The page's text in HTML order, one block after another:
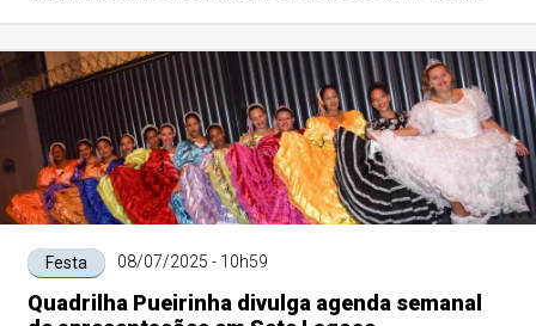
Festa 08/07/2025 - 10h59
Quadrilha Pueirinha divulga agenda semanal